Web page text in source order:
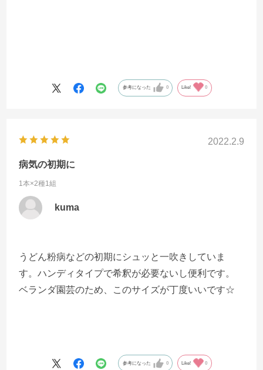
参考になった 0 Like! 0
2022.2.9
病気の初期に
1本×2種1組
kuma
うどん粉病などの初期にシュッと一吹きしていま
す。ハンディタイプで希釈が必要ないし便利です。
ベランダ園芸のため、このサイズが丁度いいです☆
参考になった 0 Like! 0